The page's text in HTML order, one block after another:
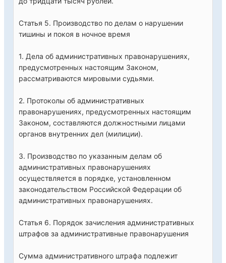
Статья 5. Производство по делам о нарушении
тишины и покоя в ночное время
1. Дела об административных правонарушениях,
предусмотренных настоящим Законом,
рассматриваются мировыми судьями.
2. Протоколы об административных
правонарушениях, предусмотренных настоящим
Законом, составляются должностными лицами
органов внутренних дел (милиции).
3. Производство по указанным делам об
административных правонарушениях
осуществляется в порядке, установленном
законодательством Российской Федерации об
административных правонарушениях.
Статья 6. Порядок зачисления административных
штрафов за административные правонарушения
Сумма административного штрафа подлежит